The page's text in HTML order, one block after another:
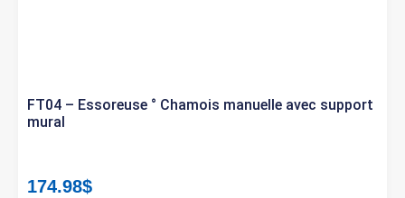
FT04 – Essoreuse ° Chamois manuelle avec support
mural
174.98$